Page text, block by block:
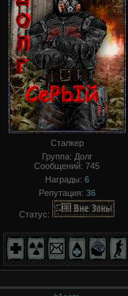
Сталкер
Группа: Долг
Сообщений: 745
Награды: 6
Репутация: 36
Статус: